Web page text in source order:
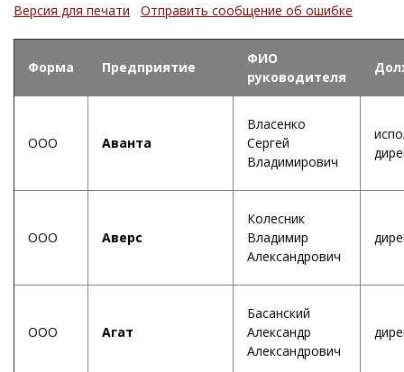
Версия для печати Отправить сообщение об ошибке
Форма Предприятие
ФИО
руководителя
ООО Аванта
Власенко
Сергей
Владимирович
ООО Аверс
Колесник
Владимир
Александрович
ООО Агат
Басанский
Александр
Александрович